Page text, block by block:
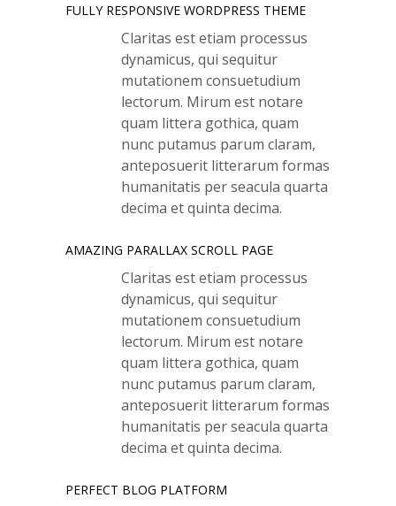
FULLY RESPONSIVE WORDPRESS THEME
Claritas est etiam processus
dynamicus, qui sequitur
mutationem consuetudium
lectorum. Mirum est notare
quam littera gothica, quam
nunc putamus parum claram,
anteposuerit litterarum formas
humanitatis per seacula quarta
decima et quinta decima.
AMAZING PARALLAX SCROLL PAGE
Claritas est etiam processus
dynamicus, qui sequitur
mutationem consuetudium
lectorum. Mirum est notare
quam littera gothica, quam
nunc putamus parum claram,
anteposuerit litterarum formas
humanitatis per seacula quarta
decima et quinta decima.
PERFECT BLOG PLATFORM